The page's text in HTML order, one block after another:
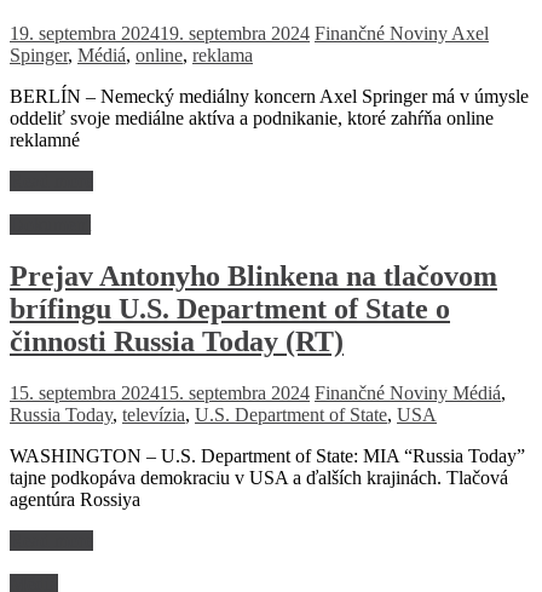
19. septembra 202419. septembra 2024 Finančné Noviny Axel
Spinger, Médiá, online, reklama
BERLÍN – Nemecký mediálny koncern Axel Springer má v úmysle
oddeliť svoje mediálne aktíva a podnikanie, ktoré zahŕňa online
reklamné
Prejav Antonyho Blinkena na tlačovom
brífingu U.S. Department of State o
činnosti Russia Today (RT)
15. septembra 202415. septembra 2024 Finančné Noviny Médiá,
Russia Today, televízia, U.S. Department of State, USA
WASHINGTON – U.S. Department of State: MIA “Russia Today”
tajne podkopáva demokraciu v USA a ďalších krajinách. Tlačová
agentúra Rossiya